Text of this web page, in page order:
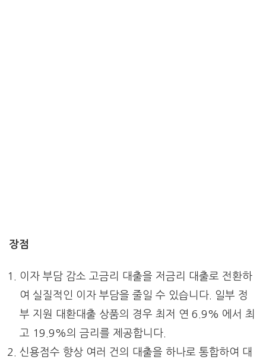
장점
이자 부담 감소 고금리 대출을 저금리 대출로 전환하
여 실질적인 이자 부담을 줄일 수 있습니다. 일부 정
부 지원 대환대출 상품의 경우 최저 연 6.9% 에서 최
고 19.9%의 금리를 제공합니다.
신용점수 향상 여러 건의 대출을 하나로 통합하여 대